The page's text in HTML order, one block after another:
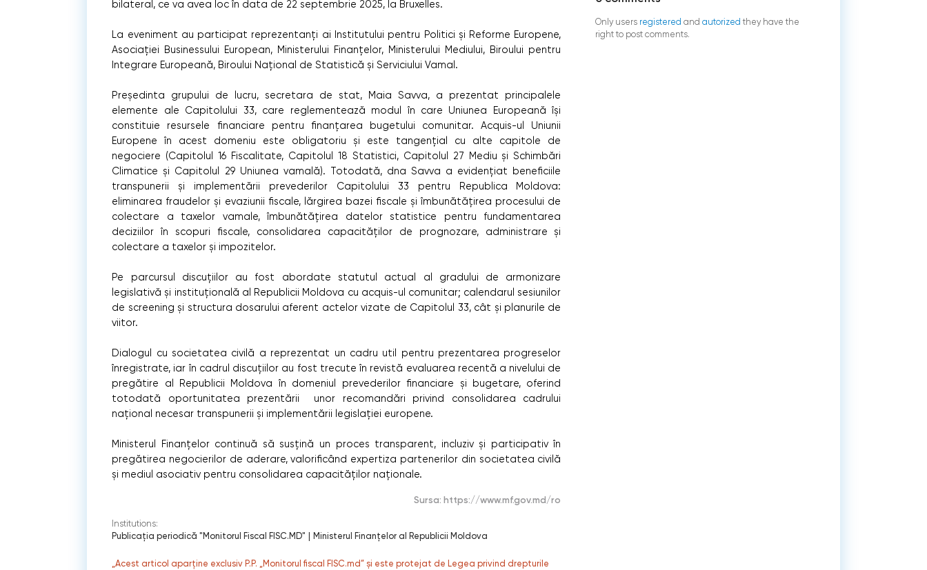
bilateral, ce va avea loc în data de 22 septembrie 2025, la Bruxelles.
La eveniment au participat reprezentanți ai Institutului pentru Politici și Reforme Europene,
Asociației Businessului European, Ministerului Finanțelor, Ministerului Mediului, Biroului pentru
Integrare Europeană, Biroului Național de Statistică și Serviciului Vamal.
Președinta grupului de lucru, secretara de stat, Maia Savva, a prezentat principalele
elemente ale Capitolului 33, care reglementează modul în care Uniunea Europeană își
constituie resursele financiare pentru finanțarea bugetului comunitar. Acquis-ul Uniunii
Europene în acest domeniu este obligatoriu și este tangențial cu alte capitole de
negociere (Capitolul 16 Fiscalitate, Capitolul 18 Statistici, Capitolul 27 Mediu și Schimbări
Climatice și Capitolul 29 Uniunea vamală). Totodată, dna Savva a evidențiat beneficiile
transpunerii și implementării prevederilor Capitolului 33 pentru Republica Moldova:
eliminarea fraudelor și evaziunii fiscale, lărgirea bazei fiscale și îmbunătățirea procesului de
colectare a taxelor vamale, îmbunătățirea datelor statistice pentru fundamentarea
deciziilor în scopuri fiscale, consolidarea capacităților de prognozare, administrare și
colectare a taxelor și impozitelor.
Pe parcursul discuțiilor au fost abordate statutul actual al gradului de armonizare
legislativă și instituțională al Republicii Moldova cu acquis-ul comunitar; calendarul sesiunilor
de screening și structura dosarului aferent actelor vizate de Capitolul 33, cât și planurile de
viitor.
Dialogul cu societatea civilă a reprezentat un cadru util pentru prezentarea progreselor
înregistrate, iar în cadrul discuțiilor au fost trecute în revistă evaluarea recentă a nivelului de
pregătire al Republicii Moldova în domeniul prevederilor financiare și bugetare, oferind
totodată oportunitatea prezentării unor recomandări privind consolidarea cadrului
național necesar transpunerii și implementării legislației europene.
Ministerul Finanțelor continuă să susțină un proces transparent, incluziv și participativ în
pregătirea negocierilor de aderare, valorificând expertiza partenerilor din societatea civilă
și mediul asociativ pentru consolidarea capacităților naționale.
Sursa:https://www.mf.gov.md/ro
Institutions:
Publicaţia periodică "Monitorul Fiscal FISC.MD" | Ministerul Finanțelor al Republicii Moldova
„Acest articol aparține exclusiv P.P. „Monitorul fiscal FISC.md” și este protejat de Legea privind drepturile
Only users registered and autorized they have the
right to post comments.